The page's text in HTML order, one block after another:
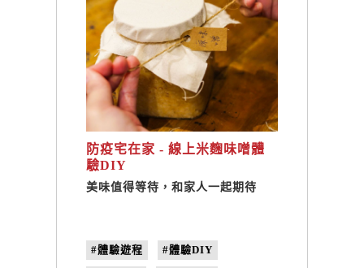
防疫宅在家 - 線上米麴味噌體
驗DIY
美味值得等待，和家人一起期待
#體驗遊程 #體驗DIY